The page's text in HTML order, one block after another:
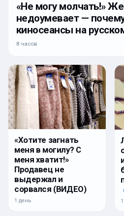
«Не могу молчать!»
недоумевает —
киносеансы на
8 часов
«Хотите загнать
меня в могилу? С
меня хватит!»
Продавец не
выдержал и
сорвался (ВИДЕО)
1 день